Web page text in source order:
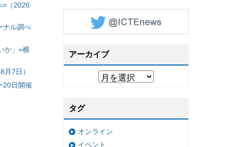
=（2026
ナル調べ
か」=横
7日）
20日開催
アーカイブ
タグ
オンライン
イベント